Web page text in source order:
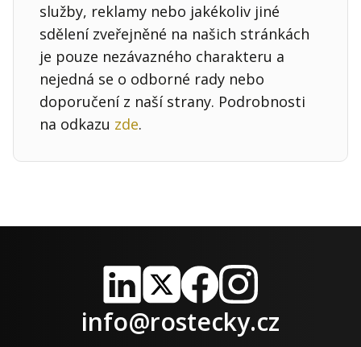
služby, reklamy nebo jakékoliv jiné
sdělení zveřejněné na našich stránkách
je pouze nezávazného charakteru a
nejedná se o odborné rady nebo
doporučení z naší strany. Podrobnosti
na odkazu zde.
LinkedIn
X FacebookInstagram
info@rostecky.cz